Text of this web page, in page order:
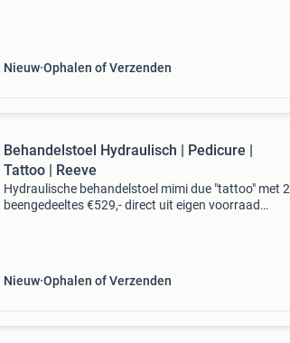
Nieuw Ophalen of Verzenden
Behandelstoel Hydraulisch | Pedicure |
Tattoo | Reeve
Hydraulische behandelstoel mimi due "tattoo" met 2
beengedeeltes €529,- direct uit eigen voorraad
Nieuw Ophalen of Verzenden